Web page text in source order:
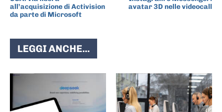
all’acquisizione di Activision
da parte di Microsoft
avatar 3D nelle videocall
LEGGI ANCHE...